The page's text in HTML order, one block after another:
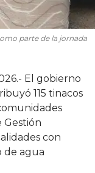
parte de la jornada
El gobierno
115 tinacos
Gestión
con
de agua